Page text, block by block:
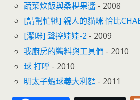
蔬菜炊飯與桑椹果醬 - 2008
[請幫忙牠] 親人的貓咪 恰比
[潔咪] 聲控娃娃-2 - 2009
我廚房的醬料與工具們 - 2010
球 打呼 - 2010
明太子蝦球義大利麵 - 2011